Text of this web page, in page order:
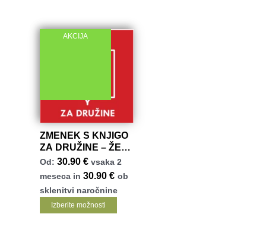
AKCIJA
ZMENEK S KNJIGO
ZA DRUŽINE – ŽE
OD 24,65 EUR
Od: 30.90€ vsaka 2
meseca in 30.90€ ob
sklenitvi naročnine
Izberite možnosti